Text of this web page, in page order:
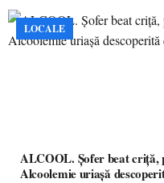
LOCALE
ALCOOL. Șofer beat
Alcoolemie uriașă